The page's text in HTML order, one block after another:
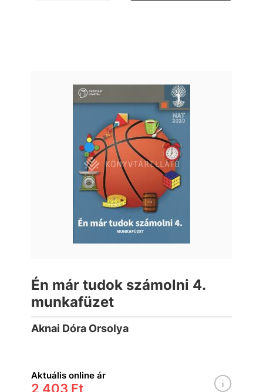
Én már tudok számolni 4.
munkafüzet
Aknai Dóra Orsolya
Aktuális online ár
2 403 Ft